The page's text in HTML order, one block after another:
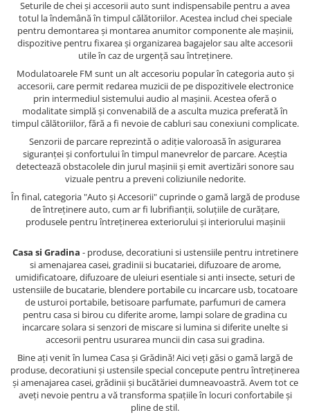
Seturile de chei și accesorii auto sunt indispensabile pentru a avea
totul la îndemână în timpul călătoriilor. Acestea includ chei speciale
pentru demontarea și montarea anumitor componente ale mașinii,
dispozitive pentru fixarea și organizarea bagajelor sau alte accesorii
utile în caz de urgență sau întreținere.
Modulatoarele FM sunt un alt accesoriu popular în categoria auto și
accesorii, care permit redarea muzicii de pe dispozitivele electronice
prin intermediul sistemului audio al mașinii. Acestea oferă o
modalitate simplă și convenabilă de a asculta muzica preferată în
timpul călătoriilor, fără a fi nevoie de cabluri sau conexiuni complicate.
Senzorii de parcare reprezintă o adiție valoroasă în asigurarea
siguranței și confortului în timpul manevrelor de parcare. Aceștia
detectează obstacolele din jurul mașinii și emit avertizări sonore sau
vizuale pentru a preveni coliziunile nedorite.
În final, categoria "Auto și Accesorii" cuprinde o gamă largă de produse
de întreținere auto, cum ar fi lubrifianții, soluțiile de curățare,
produsele pentru întreținerea exteriorului și interiorului mașinii
Casa si Gradina - produse, decoratiuni si ustensiile pentru intretinere
si amenajarea casei, gradinii si bucatariei, difuzoare de arome,
umidificatoare, difuzoare de uleiuri esentiale si anti insecte, seturi de
ustensiile de bucatarie, blendere portabile cu incarcare usb, tocatoare
de usturoi portabile, betisoare parfumate, parfumuri de camera
pentru casa si birou cu diferite arome, lampi solare de gradina cu
incarcare solara si senzori de miscare si lumina si diferite unelte si
accesorii pentru usurarea muncii din casa sui gradina.
Bine ați venit în lumea Casa și Grădină! Aici veți găsi o gamă largă de
produse, decoratiuni și ustensile special concepute pentru întreținerea
și amenajarea casei, grădinii și bucătăriei dumneavoastră. Avem tot ce
aveți nevoie pentru a vă transforma spațiile în locuri confortabile și
pline de stil.